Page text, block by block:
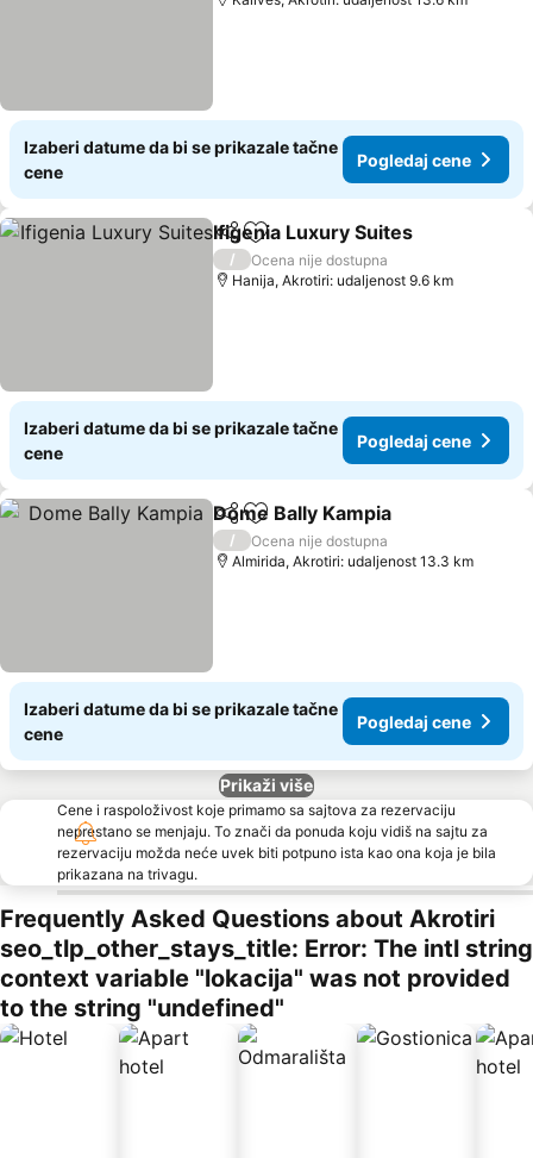
Izaberi datume da bi se prikazale tačne
cene
Pogledaj cene
Deli Dodati u favorite
Ifigenia Luxury Suites
/
Ocena nije dostupna
Hanija, Akrotiri: udaljenost 9.6 km
Izaberi datume da bi se prikazale tačne
cene
Pogledaj cene
Deli Dodati u favorite
Dome Bally Kampia
/
Ocena nije dostupna
Almirida, Akrotiri: udaljenost 13.3 km
Izaberi datume da bi se prikazale tačne
cene
Pogledaj cene
Prikaži više
Cene i raspoloživost koje primamo sa sajtova za rezervaciju
neprestano se menjaju. To znači da ponuda koju vidiš na sajtu za
rezervaciju možda neće uvek biti potpuno ista kao ona koja je bila
prikazana na trivagu.
Frequently Asked Questions about Akrotiri
seo_tlp_other_stays_title: Error: The intl string
context variable "lokacija" was not provided
to the string "undefined"